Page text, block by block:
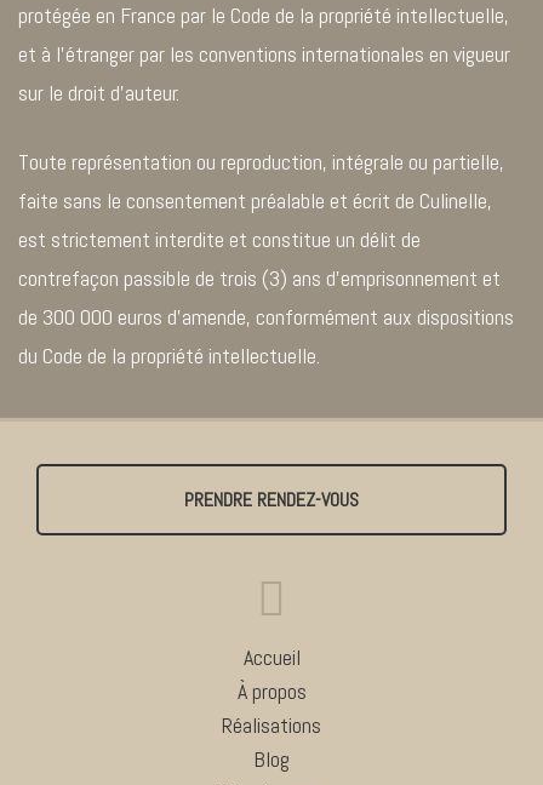
protégée en France par le Code de la propriété intellectuelle,
et à l’étranger par les conventions internationales en vigueur
sur le droit d’auteur.
Toute représentation ou reproduction, intégrale ou partielle,
faite sans le consentement préalable et écrit de Culinelle,
est strictement interdite et constitue un délit de
contrefaçon passible de trois (3) ans d’emprisonnement et
de 300 000 euros d’amende, conformément aux dispositions
du Code de la propriété intellectuelle.
PRENDRE RENDEZ-VOUS
Accueil
À propos
Réalisations
Blog